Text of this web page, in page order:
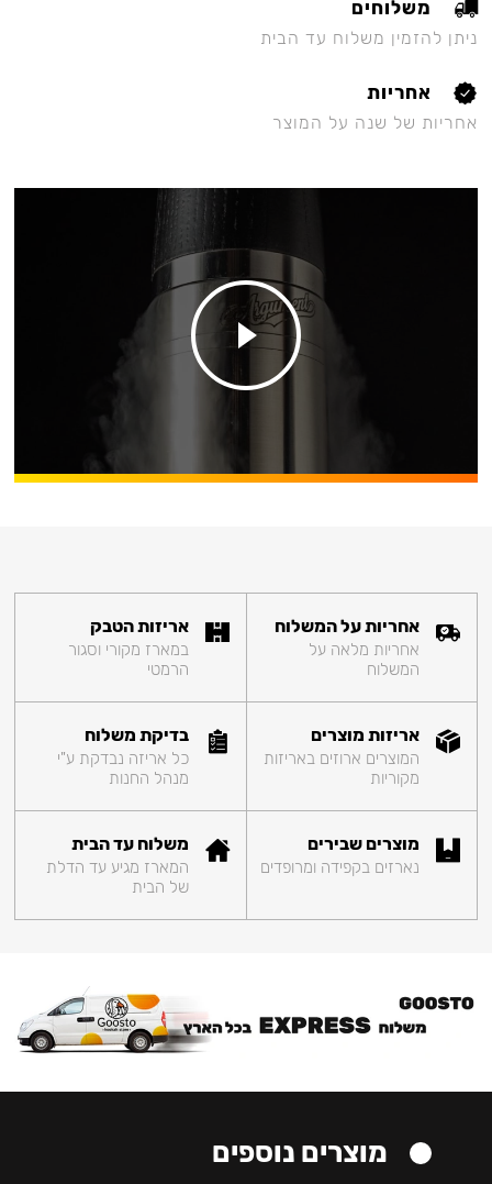
משלוחים
ניתן להזמין משלוח עד הבית
אחריות
אחריות של שנה על המוצר
אחריות על המשלוח
אחריות מלאה על
המשלוח
אריזות הטבק
במארז מקורי וסגור
הרמטי
אריזות מוצרים
המוצרים ארוזים באריזות
מקוריות
בדיקת משלוח
כל אריזה נבדקת ע"י
מנהל החנות
מוצרים שבירים
נארזים בקפידה ומרופדים
משלוח עד הבית
המארז מגיע עד הדלת
של הבית
מוצרים נוספים